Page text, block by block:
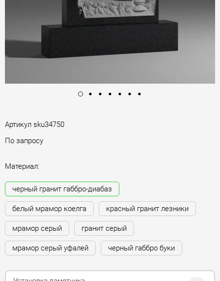
Артикул sku34750
По запросу
Материал:
черный гранит габбро-диабаз
белый мрамор коелга красный гранит лезники
мрамор серый гранит серый
мрамор серый уфалей черный габбро буки